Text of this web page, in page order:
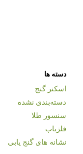
دسته ها
اسکنر گنج
دسته‌بندی نشده
سنسور طلا
فلزیاب
نشانه های گنج یابی